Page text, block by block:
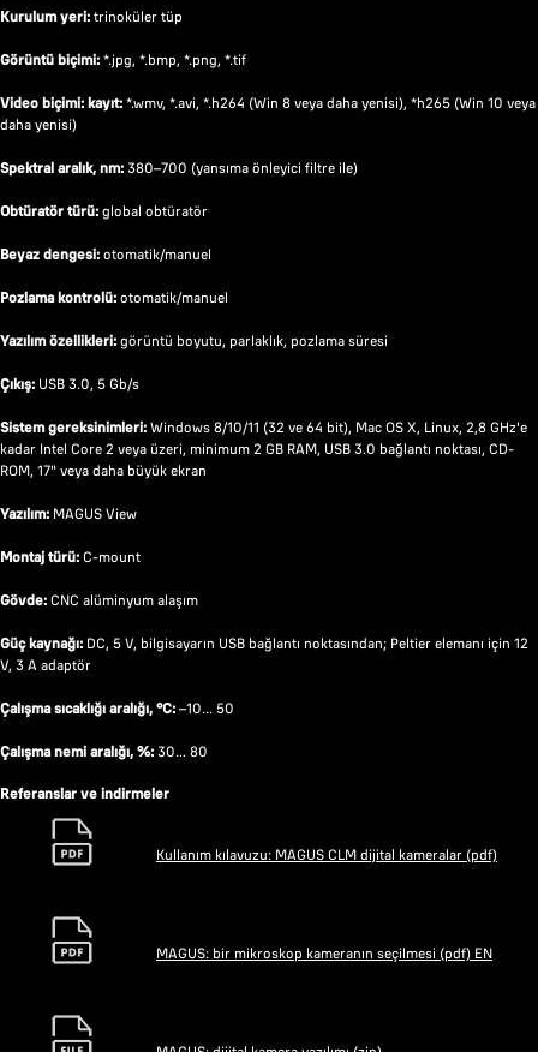
Kurulum yeri: trinoküler tüp
Görüntü biçimi: *.jpg, *.bmp, *.png, *.tif
Video biçimi: kayıt: *.wmv, *.avi, *.h264 (Win 8 veya daha yenisi), *h265 (Win 10 veya
daha yenisi)
Spektral aralık, nm: 380–700 (yansıma önleyici filtre ile)
Obtüratör türü: global obtüratör
Beyaz dengesi: otomatik/manuel
Pozlama kontrolü: otomatik/manuel
Yazılım özellikleri: görüntü boyutu, parlaklık, pozlama süresi
Çıkış: USB 3.0, 5 Gb/s
Sistem gereksinimleri: Windows 8/10/11 (32 ve 64 bit), Mac OS X, Linux, 2,8 GHz'e
kadar Intel Core 2 veya üzeri, minimum 2 GB RAM, USB 3.0 bağlantı noktası, CD-
ROM, 17" veya daha büyük ekran
Yazılım: MAGUS View
Montaj türü: C-mount
Gövde: CNC alüminyum alaşım
Güç kaynağı: DC, 5 V, bilgisayarın USB bağlantı noktasından; Peltier elemanı için 12
V, 3 A adaptör
Çalışma sıcaklığı aralığı, °C: –10... 50
Çalışma nemi aralığı, %: 30… 80
Referanslar ve indirmeler
Kullanım kılavuzu: MAGUS CLM dijital kameralar (pdf)
MAGUS: bir mikroskop kameranın seçilmesi (pdf) EN